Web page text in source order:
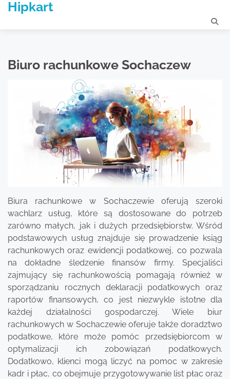
SkipHipkart
Biuro rachunkowe Sochaczew
Biura rachunkowe w Sochaczewie oferują szeroki
wachlarz usług, które są dostosowane do potrzeb
zarówno małych, jak i dużych przedsiębiorstw. Wśród
podstawowych usług znajduje się prowadzenie ksiąg
rachunkowych oraz ewidencji podatkowej, co pozwala
na dokładne śledzenie finansów firmy. Specjaliści
zajmujący się rachunkowością pomagają również w
sporządzaniu rocznych deklaracji podatkowych oraz
raportów finansowych, co jest niezwykle istotne dla
każdej działalności gospodarczej. Wiele biur
rachunkowych w Sochaczewie oferuje także doradztwo
podatkowe, które może pomóc przedsiębiorcom w
optymalizacji ich zobowiązań podatkowych.
Dodatkowo, klienci mogą liczyć na pomoc w zakresie
kadr i płac, co obejmuje przygotowywanie list płac oraz